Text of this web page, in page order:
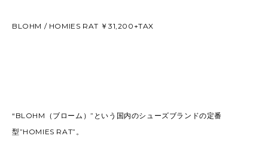
BLOHM / HOMIES RAT ￥31,200+TAX
“BLOHM（ブローム）”という国内のシューズブランドの定番
型”HOMIES RAT”。